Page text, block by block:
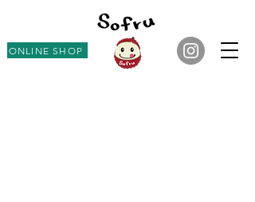
ONLINE SHOP